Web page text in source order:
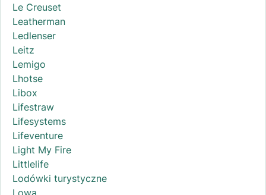
Le Creuset
Leatherman
Ledlenser
Leitz
Lemigo
Lhotse
Libox
Lifestraw
Lifesystems
Lifeventure
Light My Fire
Littlelife
Lodówki turystyczne
Lowa